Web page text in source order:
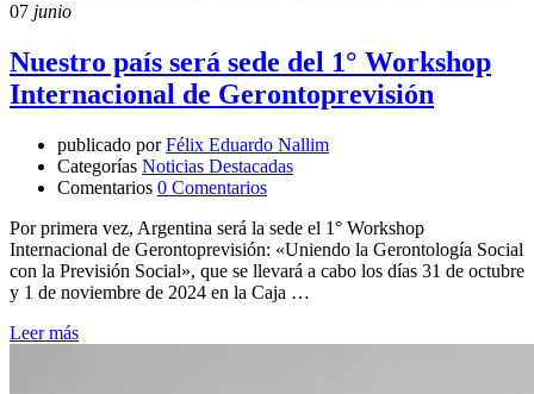
07 junio
Nuestro país será sede del 1° Workshop
Internacional de Gerontoprevisión
publicado por Félix Eduardo Nallim
Categorías Noticias Destacadas
Comentarios 0 Comentarios
Por primera vez, Argentina será la sede el 1° Workshop
Internacional de Gerontoprevisión: «Uniendo la Gerontología Social
con la Previsión Social», que se llevará a cabo los días 31 de octubre
y 1 de noviembre de 2024 en la Caja …
Leer más